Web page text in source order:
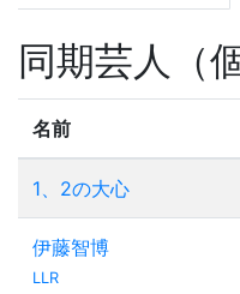
同期芸人（
名前
1、2の大心
伊藤智博
LLR